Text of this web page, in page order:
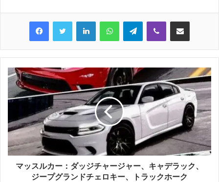
LinkedInWhatsAppTelegramViber Share via Email
マッスルカー：ダッジチャージャー、キャデラック、
ジープグランドチェロキー、トラックホーク